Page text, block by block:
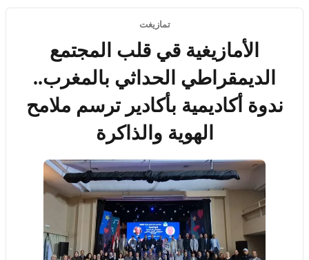
تمازيغت
الأمازيغية قي قلب المجتمع
الديمقراطي الحداثي بالمغرب..
ندوة أكاديمية بأكادير ترسم ملامح
الهوية والذاكرة